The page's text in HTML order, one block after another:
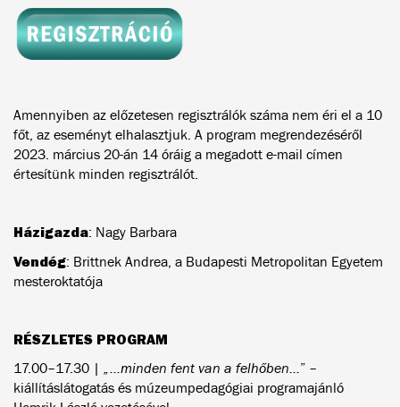
Amennyiben az előzetesen regisztrálók száma nem éri el a 10
főt, az eseményt elhalasztjuk. A program megrendezéséről
2023. március 20-án 14 óráig a megadott e-mail címen
értesítünk minden regisztrálót.
Házigazda: Nagy Barbara
Vendég: Brittnek Andrea, a Budapesti Metropolitan Egyetem
mesteroktatója
RÉSZLETES PROGRAM
17.00–17.30 | „…minden fent van a felhőben…” –
kiállításlátogatás és múzeumpedagógiai programajánló